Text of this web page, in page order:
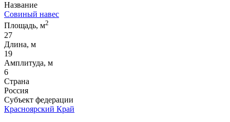
Название
Совиный навес
Площадь, м2
27
Длина, м
19
Амплитуда, м
6
Страна
Россия
Субъект федерации
Красноярский Край